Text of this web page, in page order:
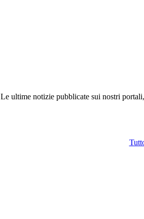
Le ultime notizie pubblicate sui nostri